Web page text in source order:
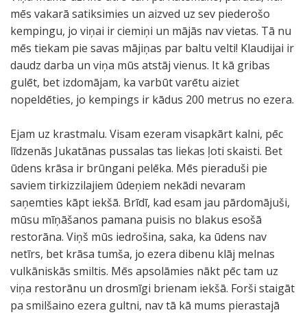
mēs vakarā satiksimies un aizved uz sev piederošo
kempingu, jo viņai ir ciemiņi un mājās nav vietas. Tā nu
mēs tiekam pie savas mājiņas par baltu velti! Klaudijai ir
daudz darba un viņa mūs atstāj vienus. It kā gribas
gulēt, bet izdomājam, ka varbūt varētu aiziet
nopeldēties, jo kempings ir kādus 200 metrus no ezera.
Ejam uz krastmalu. Visam ezeram visapkārt kalni, pēc
līdzenās Jukatānas pussalas tas liekas ļoti skaisti. Bet
ūdens krāsa ir brūngani pelēka. Mēs pieraduši pie
saviem tirkizzilajiem ūdeņiem nekādi nevaram
saņemties kāpt iekšā. Brīdī, kad esam jau pārdomājuši,
mūsu mīņāšanos pamana puisis no blakus esošā
restorāna. Viņš mūs iedrošina, saka, ka ūdens nav
netīrs, bet krāsa tumša, jo ezera dibenu klāj melnas
vulkāniskās smiltis. Mēs apsolāmies nākt pēc tam uz
viņa restorānu un drosmīgi brienam iekšā. Forši staigāt
pa smilšaino ezera gultni, nav tā kā mums pierastajā